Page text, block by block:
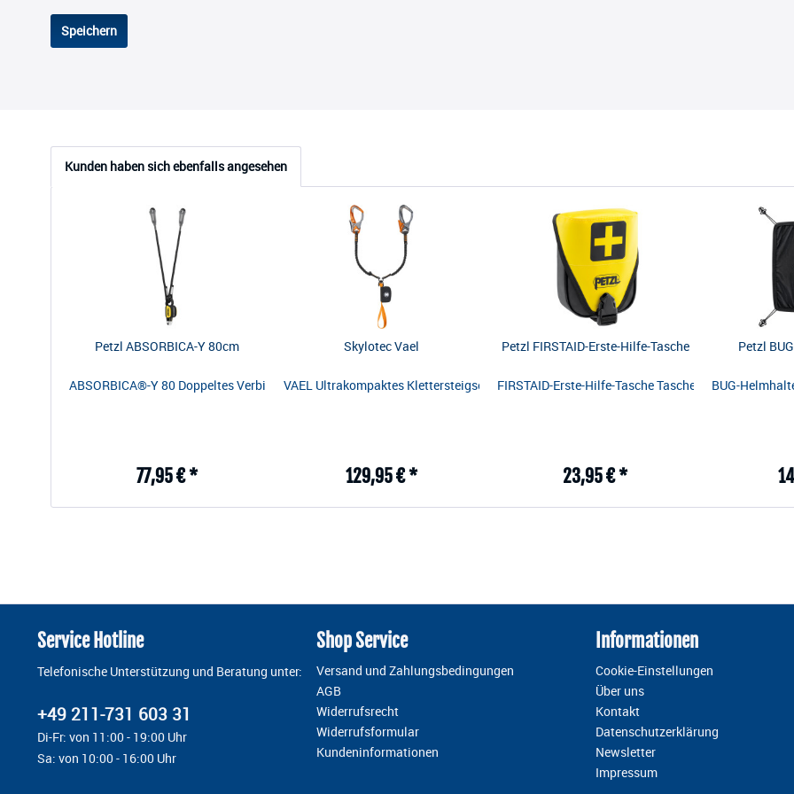
Speichern
Kunden haben sich ebenfalls angesehen
Petzl ABSORBICA-Y 80cm
ABSORBICA®-Y 80 Doppeltes Verbindungsmittel mit integriertem Falldämpfer Das doppelte ABSORBICA-Y 80-
77,95 € *
Skylotec Vael
VAEL Ultrakompaktes Klettersteigset mit integriertem Drehwirbel, elastischen Armen,
129,95 € *
Petzl FIRSTAID-Erste-Hilfe-Tasche
FIRSTAID-Erste-Hilfe-Tasche Tasche für ein Erste-
23,95 € *
Petzl
BUG-
Service Hotline
Telefonische Unterstützung und Beratung unter:
+49 211-731 603 31
Di-Fr: von 11:00 - 19:00 Uhr
Sa: von 10:00 - 16:00 Uhr
Shop Service
Versand und Zahlungsbedingungen
AGB
Widerrufsrecht
Widerrufsformular
Kundeninformationen
Informationen
Cookie-Einstellungen
Über uns
Kontakt
Datenschutzerklärung
Newsletter
Impressum